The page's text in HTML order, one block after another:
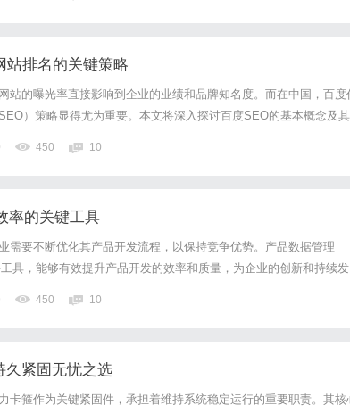
情况下，一审案件的审理期限不得超过六个月；复杂案件可...
站排名的关键策略
站的曝光率直接影响到企业的业绩和品牌知名度。而在中国，百度
）策略显得尤为重要。本文将深入探讨百度SEO的基本概念及其
营销人员提升搜索引擎排名，吸引更多的访问者。首先，了解百度
提。百度SEO指通过优化网站结构、内容和外部链接等...
450 10
率的关键工具
需要不断优化其产品开发流程，以保持竞争优势。产品数据管理
具，能够有效提升产品开发的效率和质量，为企业的创新和持续发
PDM系统的定义、功能、优势及其在实际应用中的重要性。什么是
理系统，是一种集成软件解决方案，旨在集中管理与产品相...
450 10
久紧固无忧之选
卡箍作为关键紧固件，承担着维持系统稳定运行的重要职责。其核